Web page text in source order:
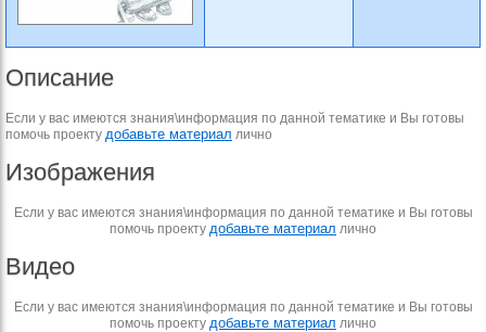
Описание
Если у вас имеются знания\информация по данной тематике и Вы готовы
помочь проекту добавьте материал лично
Изображения
Если у вас имеются знания\информация по данной тематике и Вы готовы
помочь проекту добавьте материал лично
Видео
Если у вас имеются знания\информация по данной тематике и Вы готовы
помочь проекту добавьте материал лично